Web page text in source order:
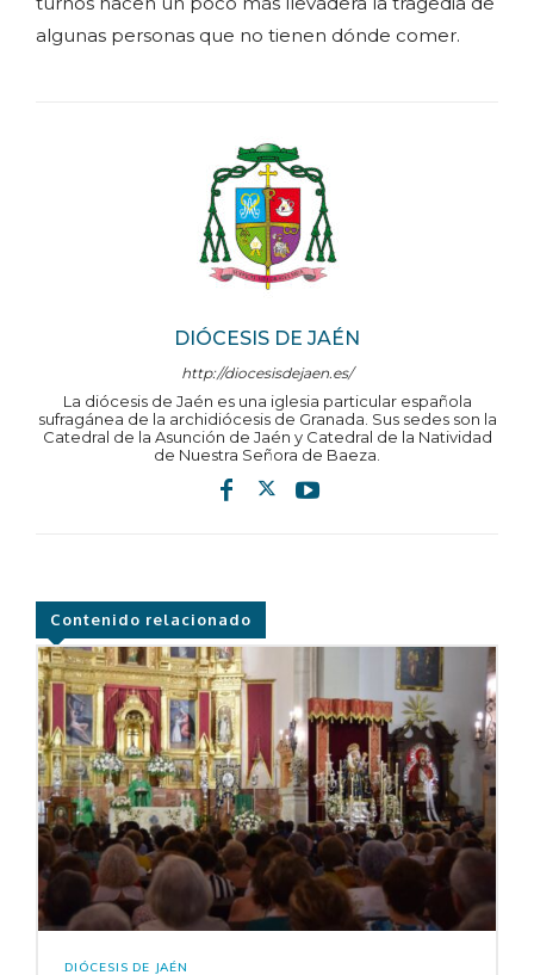
DIÓCESIS DE JAÉN
http://diocesisdejaen.es/
La diócesis de Jaén es una iglesia particular española
sufragánea de la archidiócesis de Granada. Sus sedes son la
Catedral de la Asunción de Jaén y Catedral de la Natividad
de Nuestra Señora de Baeza.
algunas personas que no tienen dónde comer.
Contenido relacionado
DIÓCESIS DE JAÉN